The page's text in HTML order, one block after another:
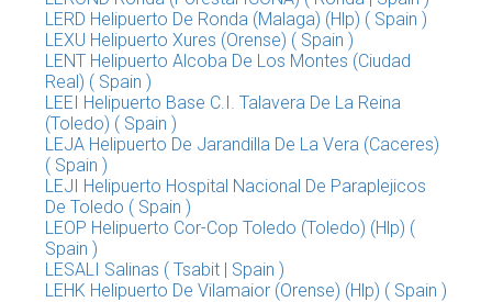
LERD Helipuerto De Ronda (Malaga) (Hlp) ( Spain )
LEXU Helipuerto Xures (Orense) ( Spain )
LENT Helipuerto Alcoba De Los Montes (Ciudad
Real) ( Spain )
LEEI Helipuerto Base C.I. Talavera De La Reina
(Toledo) ( Spain )
LEJA Helipuerto De Jarandilla De La Vera (Caceres)
( Spain )
LEJI Helipuerto Hospital Nacional De Paraplejicos
De Toledo ( Spain )
LEOP Helipuerto Cor-Cop Toledo (Toledo) (Hlp) (
Spain )
LESALI Salinas ( Tsabit | Spain )
LEHK Helipuerto De Vilamaior (Orense) (Hlp) ( Spain )